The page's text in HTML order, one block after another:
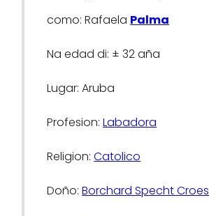
como: Rafaela Palma
Na edad di: ± 32 aña
Lugar: Aruba
Profesion:Labadora
Religion:Catolico
Doño:Borchard Specht Croes